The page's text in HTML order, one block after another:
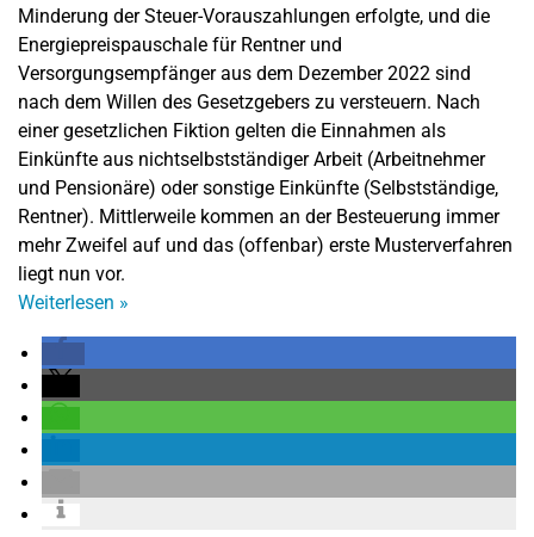
Minderung der Steuer-Vorauszahlungen erfolgte, und die
Energiepreispauschale für Rentner und
Versorgungsempfänger aus dem Dezember 2022 sind
nach dem Willen des Gesetzgebers zu versteuern. Nach
einer gesetzlichen Fiktion gelten die Einnahmen als
Einkünfte aus nichtselbstständiger Arbeit (Arbeitnehmer
und Pensionäre) oder sonstige Einkünfte (Selbstständige,
Rentner). Mittlerweile kommen an der Besteuerung immer
mehr Zweifel auf und das (offenbar) erste Musterverfahren
liegt nun vor.
Weiterlesen »